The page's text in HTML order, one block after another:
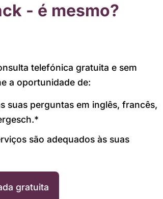
- é mesmo?
telefónica gratuita e sem
a oportunidade de:
suas perguntas em inglês, francês,
são adequados às suas
gratuita